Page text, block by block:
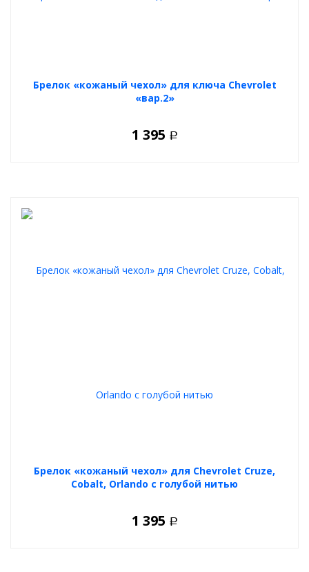
Брелок «кожаный чехол» для ключа Chevrolet
«вар.2»
1 395 Р
Брелок «кожаный чехол» для Chevrolet Cruze,
Cobalt, Orlando с голубой нитью
1 395 Р